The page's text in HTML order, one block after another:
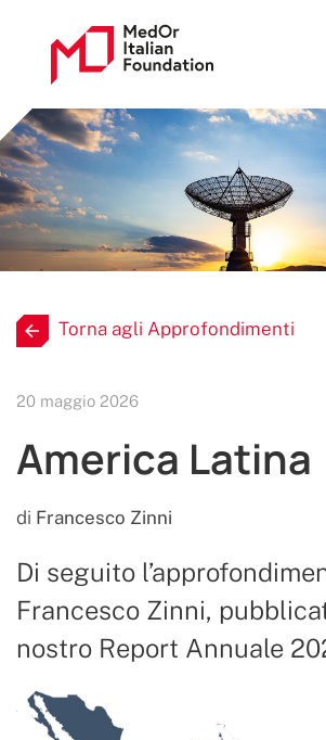
Torna agli Approfondimenti
20 maggio 2026
America Latina
di Francesco Zinni
Di seguito
Francesco Zinni,
nostro Report Annuale